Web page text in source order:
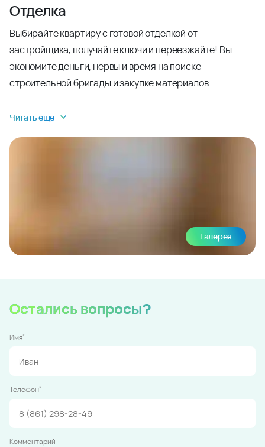
Отделка
Выбирайте квартиру с готовой отделкой от
застройщика, получайте ключи и переезжайте! Вы
экономите деньги, нервы и время на поиске
строительной бригады и закупке материалов.
Читать еще
Галерея
Остались вопросы?
Имя*
Телефон*
Комментарий